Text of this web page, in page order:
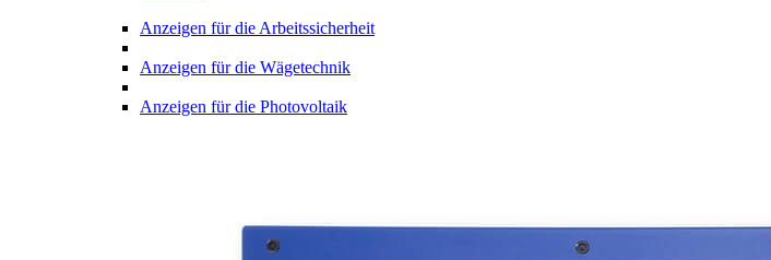
Anzeigen für die Arbeitssicherheit
Anzeigen für die Wägetechnik
Anzeigen für die Photovoltaik